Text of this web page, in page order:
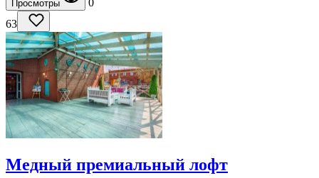
Просмотры
0
63
Медный премиальный лофт